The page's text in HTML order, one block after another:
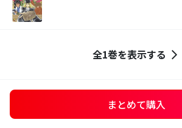
全1巻を表示する
まとめて購入